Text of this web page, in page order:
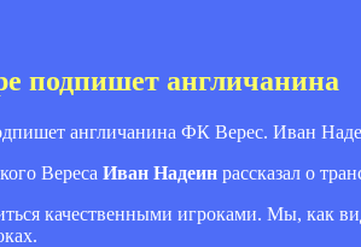
подпишет англичанина
ФК Верес. Иван
Вереса Иван Надеин рассказал о
качественными игроками. Мы, как